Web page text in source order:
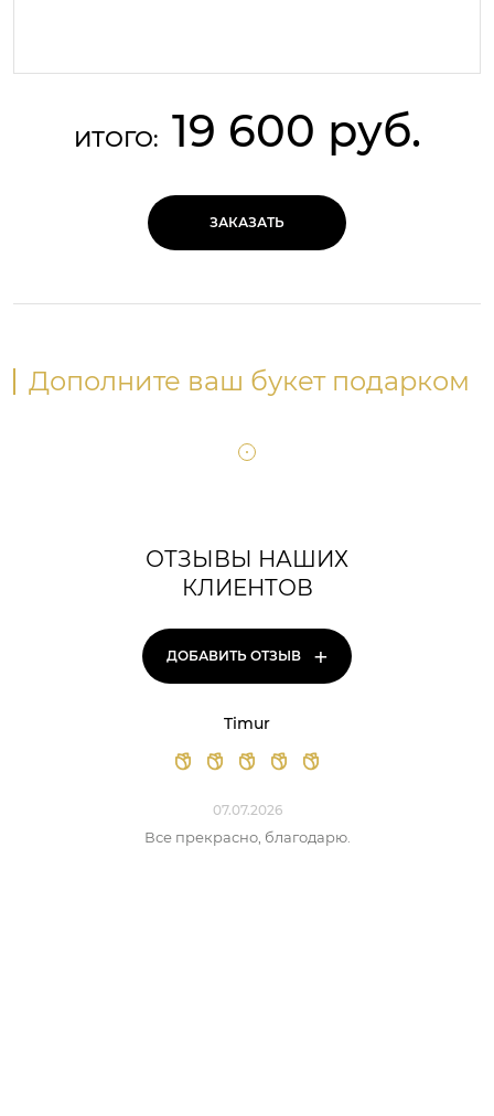
ИТОГО: 19 600 руб.
ЗАКАЗАТЬ
Дополните ваш букет подарком
ОТЗЫВЫ НАШИХ
КЛИЕНТОВ
ДОБАВИТЬ ОТЗЫВ +
Timur
07.07.2026
Все прекрасно, благодарю.